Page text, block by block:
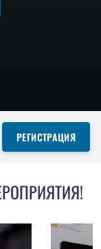
РЕГИСТРАЦИЯ